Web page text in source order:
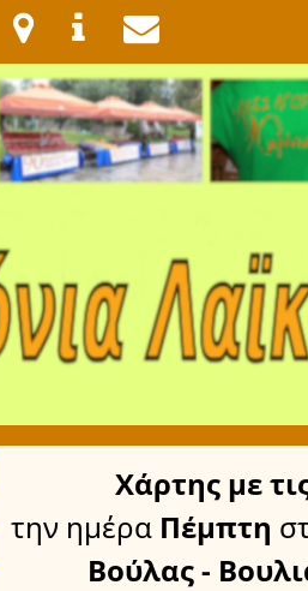
Χάρτης με
την ημέραΠέμπτη
Βούλας -